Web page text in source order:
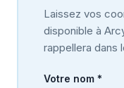
Laissez vos
disponible à
rappellera dans
Votre nom *